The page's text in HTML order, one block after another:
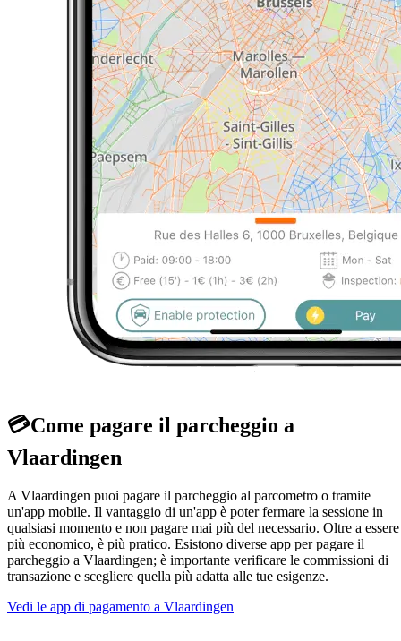
💳Come pagare il parcheggio a
Vlaardingen
A Vlaardingen puoi pagare il parcheggio al parcometro o tramite
un'app mobile. Il vantaggio di un'app è poter fermare la sessione in
qualsiasi momento e non pagare mai più del necessario. Oltre a essere
più economico, è più pratico. Esistono diverse app per pagare il
parcheggio a Vlaardingen; è importante verificare le commissioni di
transazione e scegliere quella più adatta alle tue esigenze.
Vedi le app di pagamento a Vlaardingen